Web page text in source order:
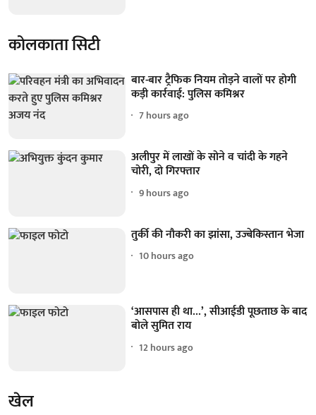
कोलकाता सिटी
बार-बार ट्रैफिक नियम तोड़ने वालों पर होगी
कड़ी कार्रवाई: पुलिस कमिश्नर
7 hours ago
अलीपुर में लाखों के सोने व चांदी के गहने
चोरी, दो गिरफ्तार
9 hours ago
तुर्की की नौकरी का झांसा, उज्बेकिस्तान भेजा
10 hours ago
‘आसपास ही था...’, सीआईडी पूछताछ के बाद
बोले सुमित राय
12 hours ago
खेल